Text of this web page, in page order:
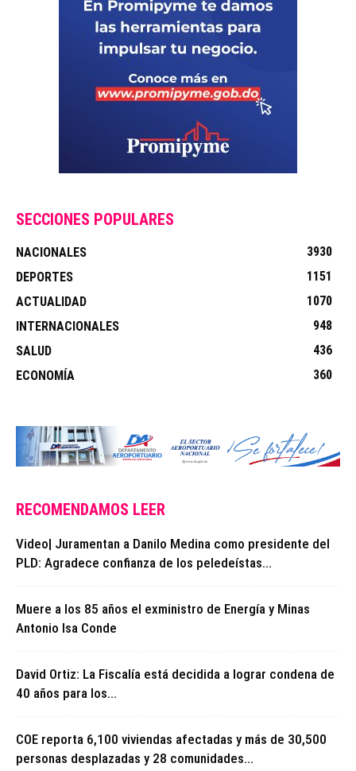
SECCIONES POPULARES
NACIONALES
3930
DEPORTES
1151
ACTUALIDAD
1070
INTERNACIONALES
948
SALUD
436
ECONOMÍA
360
RECOMENDAMOS LEER
Video| Juramentan a Danilo Medina como presidente del
PLD: Agradece confianza de los peledeístas...
Muere a los 85 años el exministro de Energía y Minas
Antonio Isa Conde
David Ortiz: La Fiscalía está decidida a lograr condena de
40 años para los...
COE reporta 6,100 viviendas afectadas y más de 30,500
personas desplazadas y 28 comunidades...